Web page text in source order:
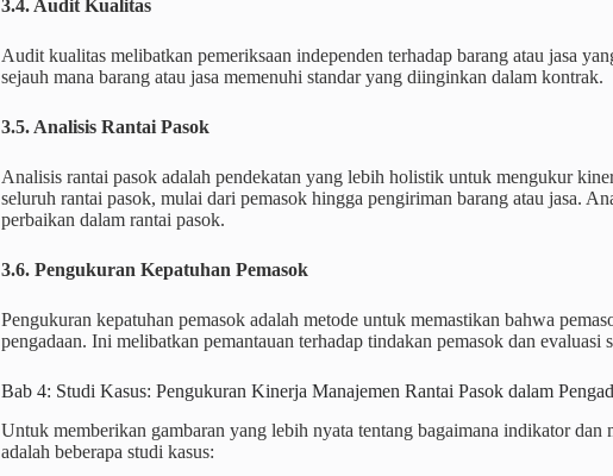
3.4. Audit Kualitas
Audit kualitas melibatkan pemeriksaan independen terhadap barang atau jasa
sejauh mana barang atau jasa memenuhi standar yang diinginkan dalam kontrak.
3.5. Analisis Rantai Pasok
Analisis rantai pasok adalah pendekatan yang lebih holistik untuk mengukur
seluruh rantai pasok, mulai dari pemasok hingga pengiriman barang atau jasa.
perbaikan dalam rantai pasok.
3.6. Pengukuran Kepatuhan Pemasok
Pengukuran kepatuhan pemasok adalah metode untuk memastikan bahwa
pengadaan. Ini melibatkan pemantauan terhadap tindakan pemasok dan evaluasi
Bab 4: Studi Kasus: Pengukuran Kinerja Manajemen Rantai Pasok dalam
Untuk memberikan gambaran yang lebih nyata tentang bagaimana indikator
adalah beberapa studi kasus: